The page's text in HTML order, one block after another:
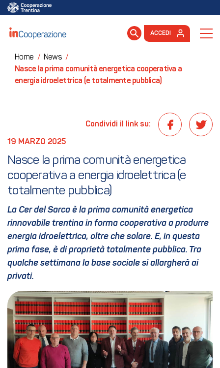
ACCEDI
Home / News /
Nasce la prima comunità energetica cooperativa a
energia idroelettrica (e totalmente pubblica)
19 MARZO 2025
Condividi il link su:
Nasce la prima comunità energetica
cooperativa a energia idroelettrica (e
totalmente pubblica)
La Cer del Sarca è la prima comunità energetica
rinnovabile trentina in forma cooperativa a produrre
energia idroelettrica, oltre che solare. E, in questa
prima fase, è di proprietà totalmente pubblica. Tra
qualche settimana la base sociale si allargherà ai
privati.